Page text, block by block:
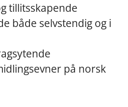
tillitsskapende
både selvstendig og i
på norsk